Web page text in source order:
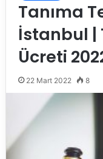
Tanıma
İstanbul |
Ücreti
22 Mart 2022 8